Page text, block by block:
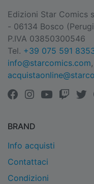
Edizioni Star Comics
- 06134 Bosco
P.IVA 03850300546
Tel. +39 075 591
info@starcomics.com
BRAND
Info acquisti
Contattaci
Condizioni